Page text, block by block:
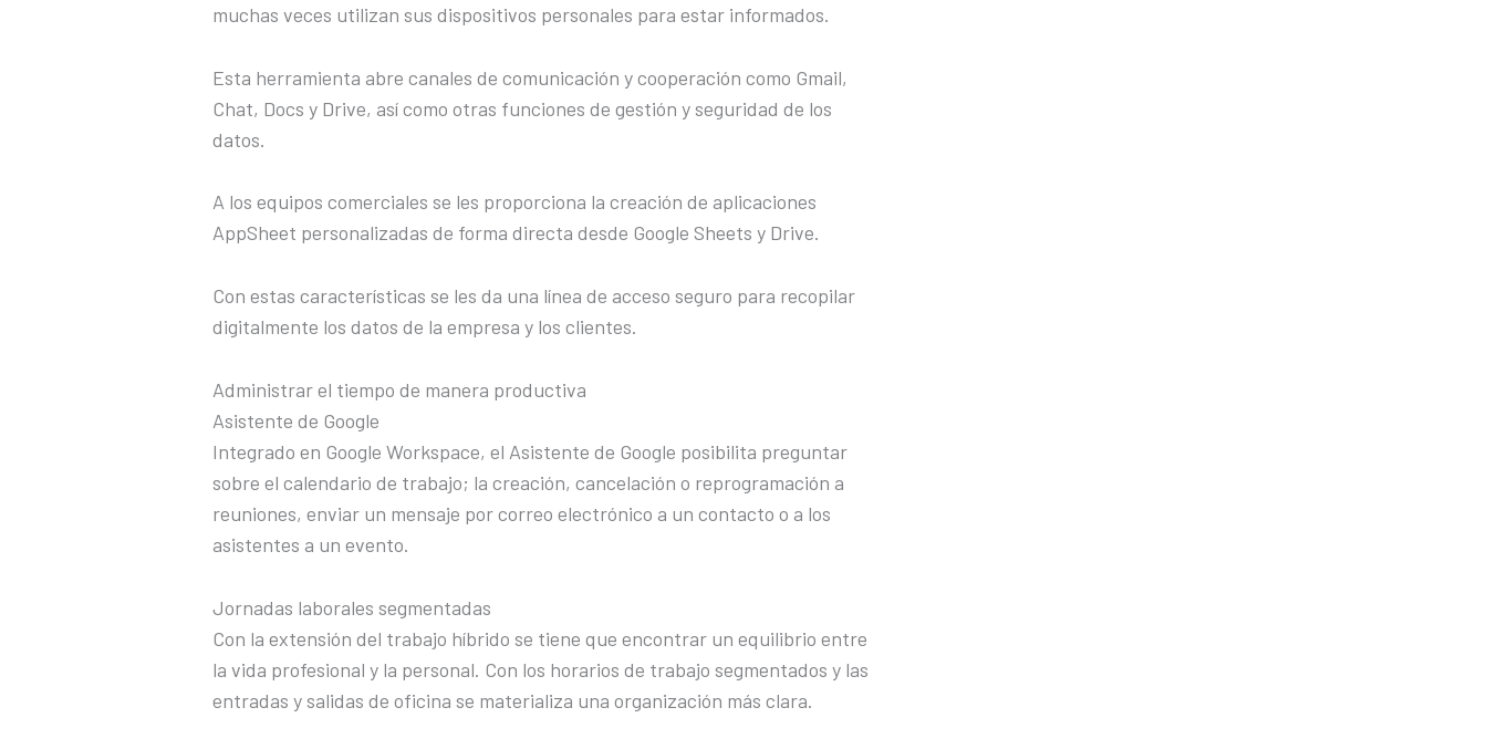
muchas veces utilizan sus dispositivos personales para estar informados.
Esta herramienta abre canales de comunicación y cooperación como Gmail,
Chat, Docs y Drive, así como otras funciones de gestión y seguridad de los
datos.
A los equipos comerciales se les proporciona la creación de aplicaciones
AppSheet personalizadas de forma directa desde Google Sheets y Drive.
Con estas características se les da una línea de acceso seguro para recopilar
digitalmente los datos de la empresa y los clientes.
Administrar el tiempo de manera productiva
Asistente de Google
Integrado en Google Workspace, el Asistente de Google posibilita preguntar
sobre el calendario de trabajo; la creación, cancelación o reprogramación a
reuniones, enviar un mensaje por correo electrónico a un contacto o a los
asistentes a un evento.
Jornadas laborales segmentadas
Con la extensión del trabajo híbrido se tiene que encontrar un equilibrio entre
la vida profesional y la personal. Con los horarios de trabajo segmentados y las
entradas y salidas de oficina se materializa una organización más clara.